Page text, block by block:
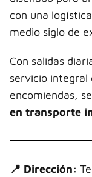
con una
medio siglo de
Con salidas
servicio integral
encomiendas,
en transporte
📍 Dirección: